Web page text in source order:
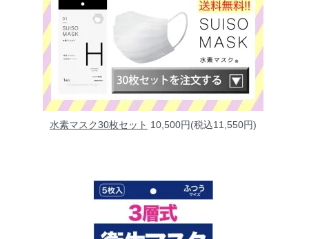
水素マスク30枚セット 10,500円(税込11,550円)